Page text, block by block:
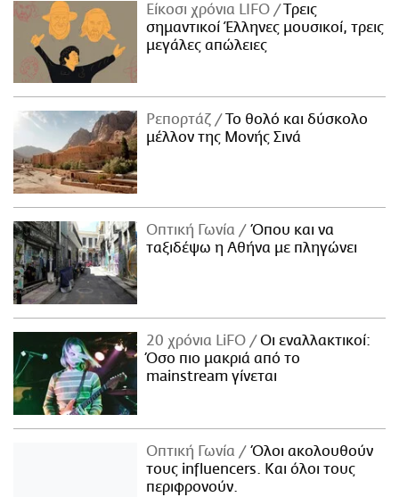
Είκοσι χρόνια LIFO
Tρεις
σημαντικοί Έλληνες μουσικοί, τρεις
μεγάλες απώλειες
Ρεπορτάζ
Το θολό και δύσκολο
μέλλον της Μονής Σινά
Οπτική Γωνία
Όπου και να
ταξιδέψω η Αθήνα με πληγώνει
20 χρόνια LiFO
Οι εναλλακτικοί:
Όσο πιο μακριά από το
mainstream γίνεται
Οπτική Γωνία
Όλοι ακολουθούν
τους influencers. Και όλοι τους
περιφρονούν.